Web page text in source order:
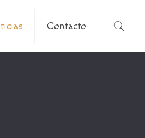
Contacto